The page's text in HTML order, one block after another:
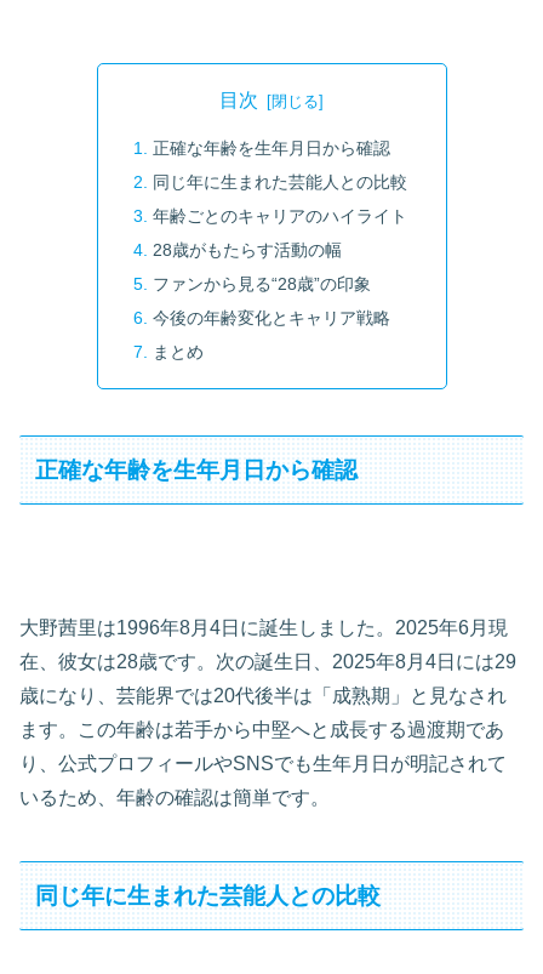
目次
正確な年齢を生年月日から確認
同じ年に生まれた芸能人との比較
年齢ごとのキャリアのハイライト
28歳がもたらす活動の幅
ファンから見る“28歳”の印象
今後の年齢変化とキャリア戦略
まとめ
正確な年齢を生年月日から確認
大野茜里は1996年8月4日に誕生しました。2025年6月現
在、彼女は28歳です。次の誕生日、2025年8月4日には29
歳になり、芸能界では20代後半は「成熟期」と見なされ
ます。この年齢は若手から中堅へと成長する過渡期であ
り、公式プロフィールやSNSでも生年月日が明記されて
いるため、年齢の確認は簡単です。
同じ年に生まれた芸能人との比較